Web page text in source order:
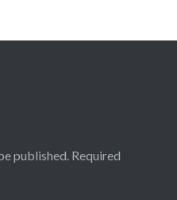
published. Required